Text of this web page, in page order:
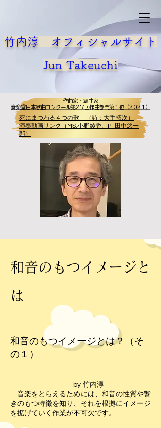
竹内淳 オフィシャルサイト
​Jun Takeuchi
作曲家・編曲家
奏楽堂日本歌曲コンクール第27回作曲部門第１位（2021）
作曲家・編曲家
奏楽堂日本歌曲コンクール第27回作曲部門第１位（2021）
死にまつわる４つの歌 （詩：大手拓次）
演奏動画リンク（MS:小野綾香、Pf:田中悠一
郎）
和音のもつイメージと
は
和音のもつイメージとは？（そ
の１）
by 竹内淳
音楽をとらえるためには、和音の性質や響
きのもつ特徴を知り、それを根拠にイメージ
を拡げていく作業が不可欠です。